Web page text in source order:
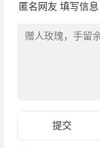
匿名网友 填写信息